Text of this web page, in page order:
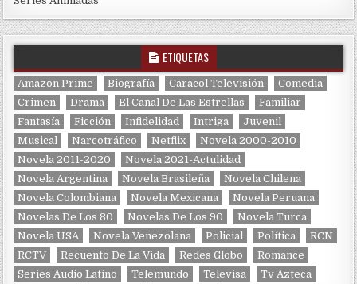
ETIQUETAS
Amazon Prime Biografía Caracol Televisión
Comedia
Crimen
Drama El Canal De Las Estrellas
Familiar
Fantasía
Ficción Infidelidad Intriga
Juvenil
Musical
Narcotráfico Netflix
Novela 2000-2010
Novela 2011-2020
Novela 2021-Actulidad
Novela Argentina
Novela Brasileña
Novela Chilena
Novela Colombiana
Novela Mexicana
Novela Peruana
Novelas De Los 80
Novelas De Los 90
Novela Turca
Novela USA
Novela Venezolana Policial Política
RCN
RCTV
Recuento De La Vida Redes Globo
Romance
Series Audio Latino
Telemundo Televisa
Tv Azteca